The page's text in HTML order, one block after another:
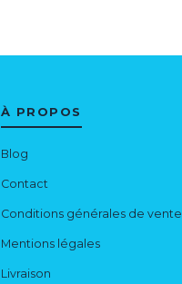
À PROPOS
Blog
Contact
Conditions générales de vente
Mentions légales
Livraison